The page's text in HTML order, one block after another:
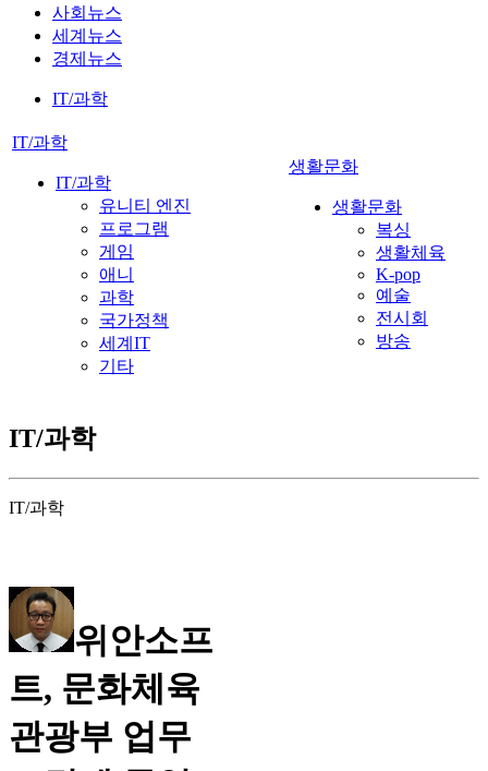
사회뉴스
세계뉴스
경제뉴스
IT/과학
IT/과학
IT/과학
유니티 엔진
프로그램
게임
애니
과학
국가정책
세계IT
기타
생활문화
생활문화
복싱
생활체육
K-pop
예술
전시회
방송
IT/과학
IT/과학
위안소프
트, 문화체육
관광부 업무